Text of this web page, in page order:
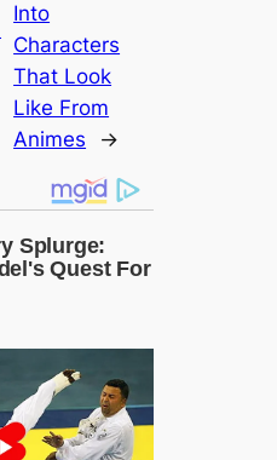
Into
Characters
That Look
Like From
Animes
→